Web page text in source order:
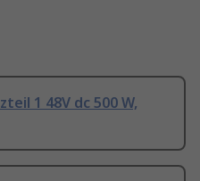
1 48V dc 500 W,